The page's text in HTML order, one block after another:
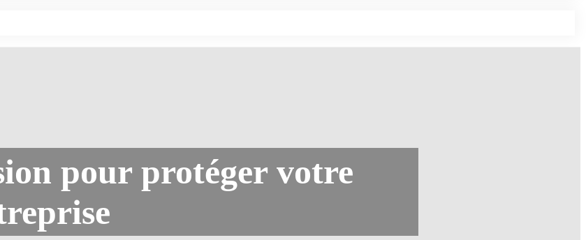
pour protéger votre